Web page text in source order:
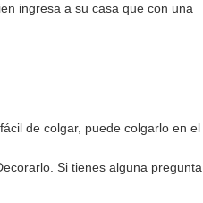
ingresa a su casa que con una
de colgar, puede colgarlo en el
Si tienes alguna pregunta